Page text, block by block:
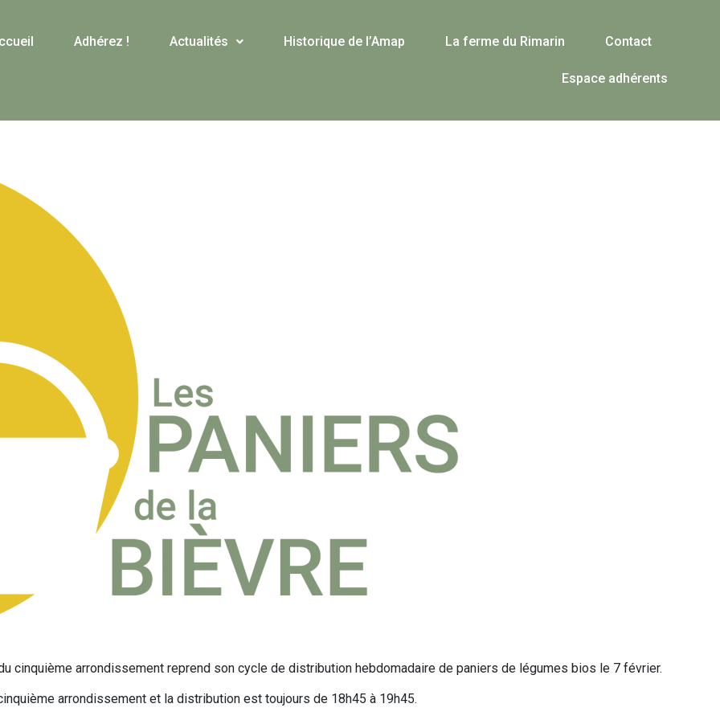
Adhérez ! Actualités Historique de l’Amap La ferme du Rimarin Contact
Espace adhérents
cinquième arrondissement reprend son cycle de distribution hebdomadaire de paniers de légumes bios le 7 février.
arrondissement et la distribution est toujours de 18h45 à 19h45.